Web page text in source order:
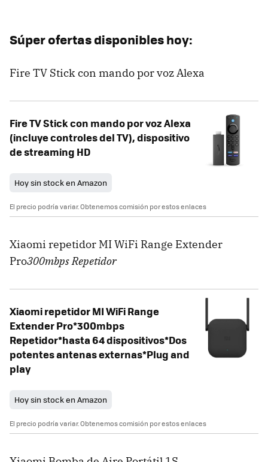
Súper ofertas disponibles hoy:
Fire TV Stick con mando por voz Alexa
Fire TV Stick con mando por voz Alexa
(incluye controles del TV), dispositivo
de streaming HD
Hoy sin stock en Amazon
El precio podría variar. Obtenemos comisión por estos enlaces
Xiaomi repetidor MI WiFi Range Extender
Pro300mbps Repetidor
Xiaomi repetidor MI WiFi Range
Extender Pro*300mbps
Repetidor*hasta 64 dispositivos*Dos
potentes antenas externas*Plug and
play
Hoy sin stock en Amazon
El precio podría variar. Obtenemos comisión por estos enlaces